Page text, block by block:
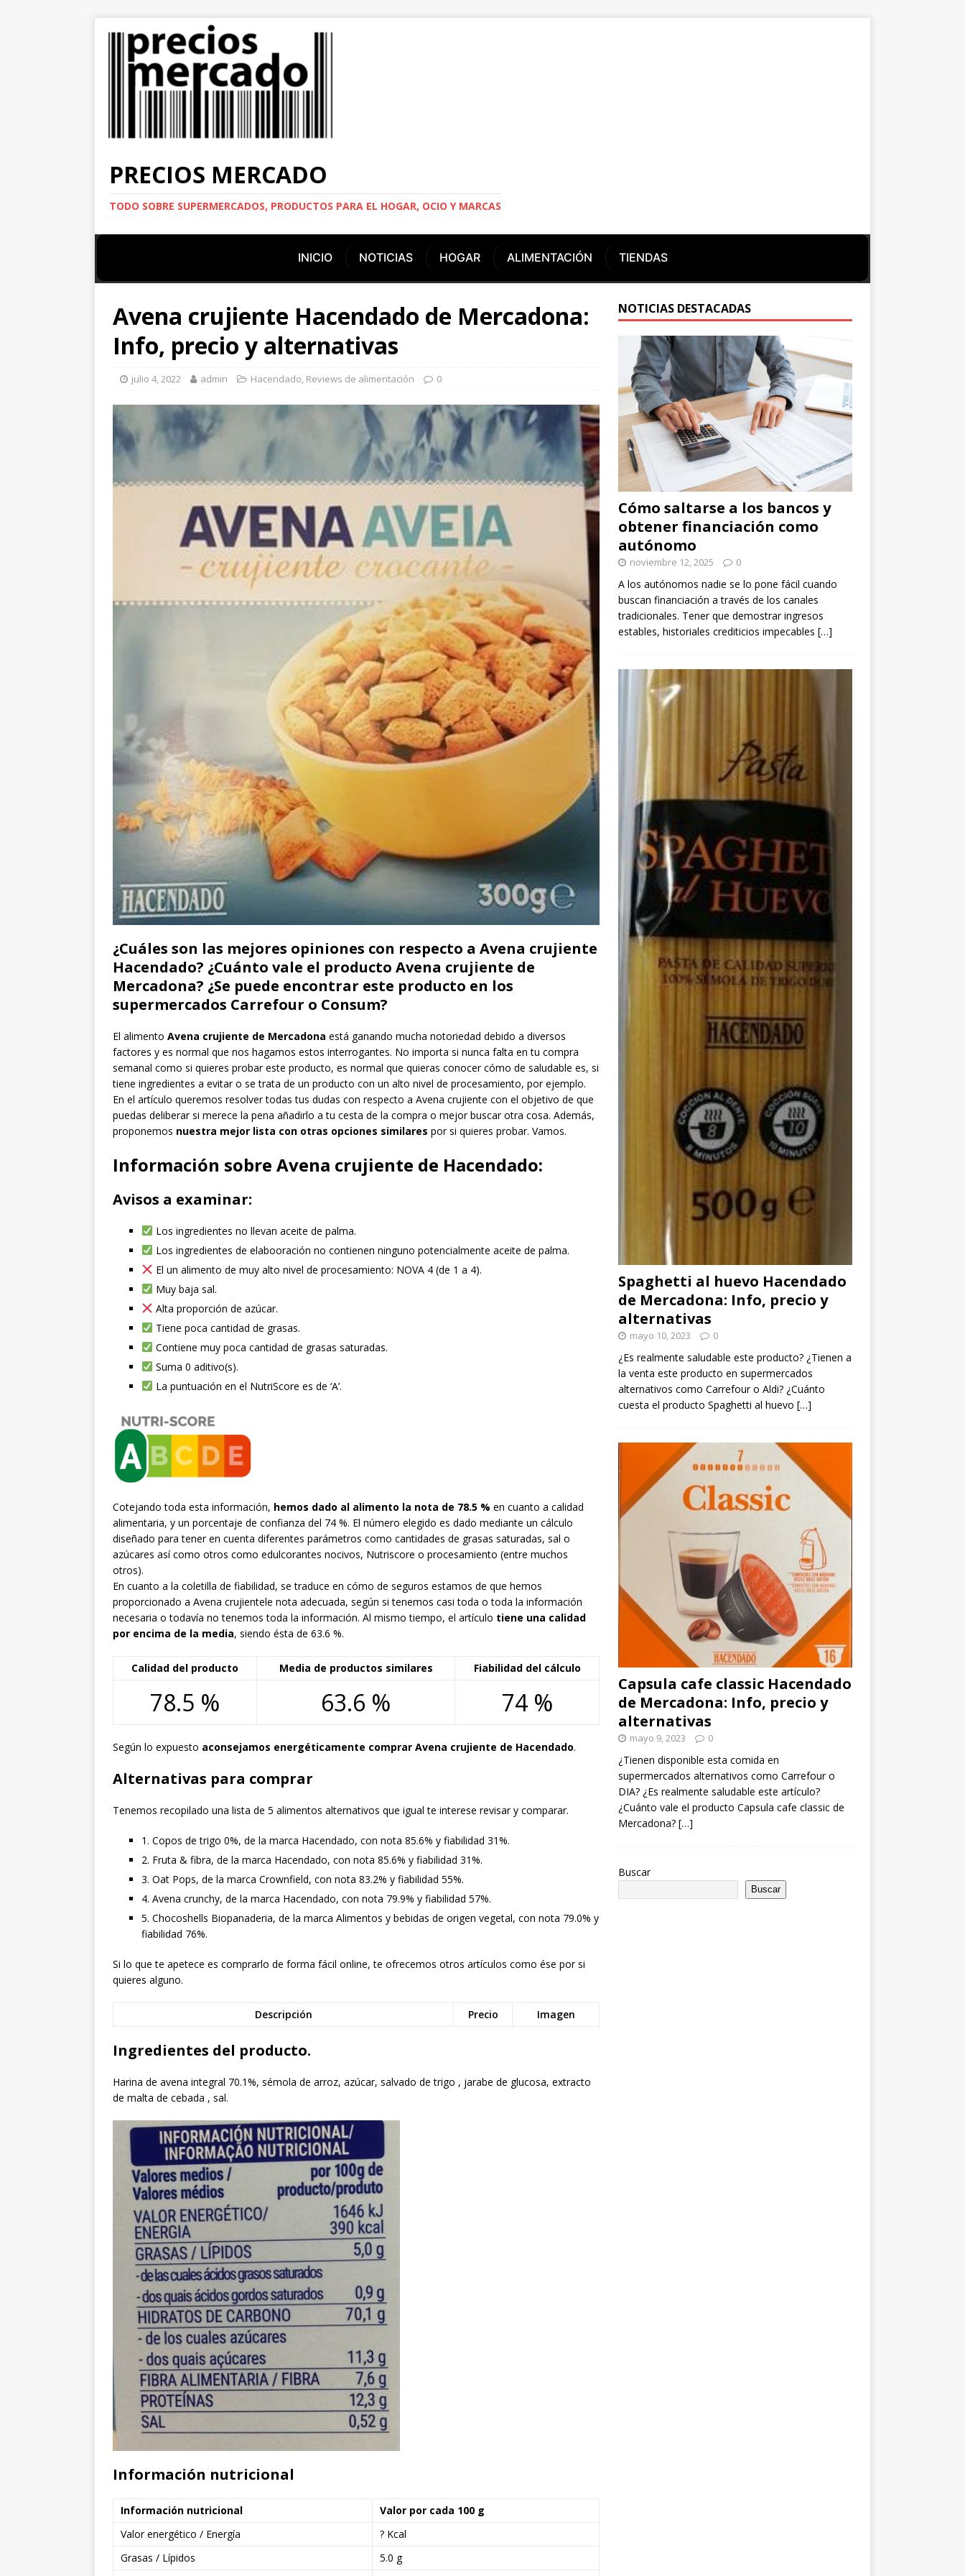
PRECIOS MERCADO
TODO SOBRE SUPERMERCADOS, PRODUCTOS PARA EL HOGAR, OCIO Y MARCAS
INICIO NOTICIAS HOGAR ALIMENTACIÓN TIENDAS
Avena crujiente Hacendado de Mercadona:
Info, precio y alternativas
julio 4, 2022 admin Hacendado, Reviews de alimentación 0
¿Cuáles son las mejores opiniones con respecto a Avena crujiente
Hacendado? ¿Cuánto vale el producto Avena crujiente de
Mercadona? ¿Se puede encontrar este producto en los
supermercados Carrefour o Consum?
El alimento Avena crujiente de Mercadona está ganando mucha notoriedad debido a diversos
factores y es normal que nos hagamos estos interrogantes. No importa si nunca falta en tu compra
semanal como si quieres probar este producto, es normal que quieras conocer cómo de saludable es, si
tiene ingredientes a evitar o se trata de un producto con un alto nivel de procesamiento, por ejemplo.
En el artículo queremos resolver todas tus dudas con respecto a Avena crujiente con el objetivo de que
puedas deliberar si merece la pena añadirlo a tu cesta de la compra o mejor buscar otra cosa. Además,
proponemos nuestra mejor lista con otras opciones similares por si quieres probar. Vamos.
Información sobre Avena crujiente de Hacendado:
Avisos a examinar:
Los ingredientes no llevan aceite de palma.
Los ingredientes de elabooración no contienen ninguno potencialmente aceite de palma.
El un alimento de muy alto nivel de procesamiento: NOVA 4 (de 1 a 4).
Muy baja sal.
Alta proporción de azúcar.
Tiene poca cantidad de grasas.
Contiene muy poca cantidad de grasas saturadas.
Suma 0 aditivo(s).
La puntuación en el NutriScore es de ‘A’.
Cotejando toda esta información, hemos dado al alimento la nota de 78.5 % en cuanto a calidad
alimentaria, y un porcentaje de confianza del 74 %. El número elegido es dado mediante un cálculo
diseñado para tener en cuenta diferentes parámetros como cantidades de grasas saturadas, sal o
azúcares así como otros como edulcorantes nocivos, Nutriscore o procesamiento (entre muchos
otros).
En cuanto a la coletilla de fiabilidad, se traduce en cómo de seguros estamos de que hemos
proporcionado a Avena crujientele nota adecuada, según si tenemos casi toda o toda la información
necesaria o todavía no tenemos toda la información. Al mismo tiempo, el artículo tiene una calidad
por encima de la media, siendo ésta de 63.6 %.
Calidad del producto Media de productos similares Fiabilidad del cálculo
78.5 % 63.6 % 74 %
Según lo expuesto aconsejamos energéticamente comprar Avena crujiente de Hacendado.
Alternativas para comprar
Tenemos recopilado una lista de 5 alimentos alternativos que igual te interese revisar y comparar.
1. Copos de trigo 0%, de la marca Hacendado, con nota 85.6% y fiabilidad 31%.
2. Fruta & fibra, de la marca Hacendado, con nota 85.6% y fiabilidad 31%.
3. Oat Pops, de la marca Crownfield, con nota 83.2% y fiabilidad 55%.
4. Avena crunchy, de la marca Hacendado, con nota 79.9% y fiabilidad 57%.
5. Chocoshells Biopanaderia, de la marca Alimentos y bebidas de origen vegetal, con nota 79.0% y
fiabilidad 76%.
Si lo que te apetece es comprarlo de forma fácil online, te ofrecemos otros artículos como ése por si
quieres alguno.
Descripción Precio Imagen
Ingredientes del producto.
Harina de avena integral 70.1%, sémola de arroz, azúcar, salvado de trigo , jarabe de glucosa, extracto
de malta de cebada , sal.
Información nutricional
Información nutricional
Valor por cada 100 g
Valor energético / Energía
? Kcal
Grasas / Lípidos
5.0 g
NOTICIAS DESTACADAS
Cómo saltarse a los bancos y
obtener financiación como
autónomo
noviembre 12, 2025 0
A los autónomos nadie se lo pone fácil cuando
buscan financiación a través de los canales
tradicionales. Tener que demostrar ingresos
estables, historiales crediticios impecables […]
Spaghetti al huevo Hacendado
de Mercadona: Info, precio y
alternativas
mayo 10, 2023 0
¿Es realmente saludable este producto? ¿Tienen a
la venta este producto en supermercados
alternativos como Carrefour o Aldi? ¿Cuánto
cuesta el producto Spaghetti al huevo […]
Capsula cafe classic Hacendado
de Mercadona: Info, precio y
alternativas
mayo 9, 2023 0
¿Tienen disponible esta comida en
supermercados alternativos como Carrefour o
DIA? ¿Es realmente saludable este artículo?
¿Cuánto vale el producto Capsula cafe classic de
Mercadona? […]
Buscar
Buscar